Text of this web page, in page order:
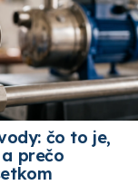
čo to je,
prečo